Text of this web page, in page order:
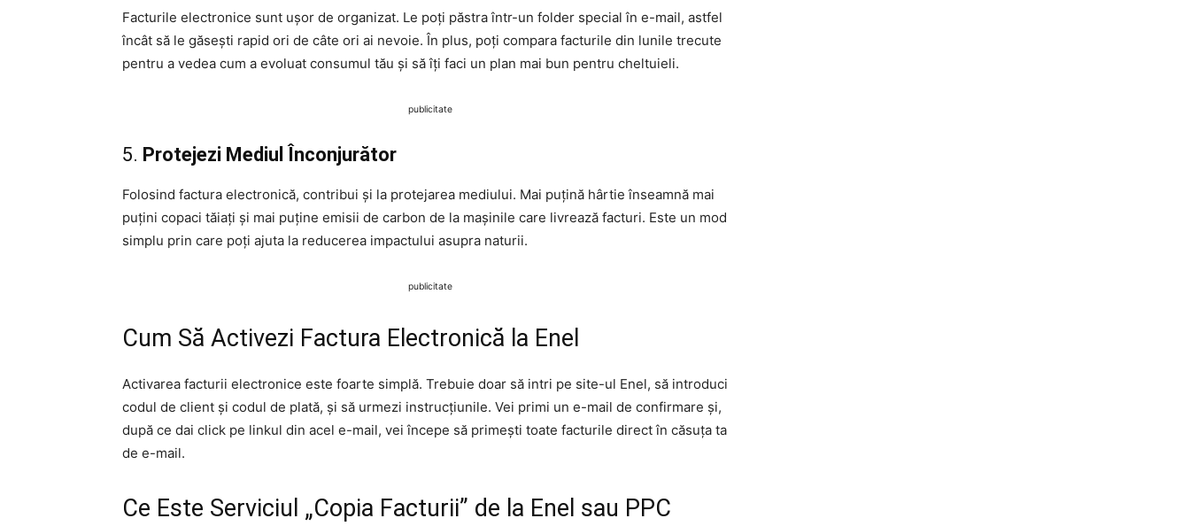
Facturile electronice sunt ușor de organizat. Le poți păstra într-un folder special în e-mail, astfel
încât să le găsești rapid ori de câte ori ai nevoie. În plus, poți compara facturile din lunile trecute
pentru a vedea cum a evoluat consumul tău și să îți faci un plan mai bun pentru cheltuieli.
publicitate
5. Protejezi Mediul Înconjurător
Folosind factura electronică, contribui și la protejarea mediului. Mai puțină hârtie înseamnă mai
puțini copaci tăiați și mai puține emisii de carbon de la mașinile care livrează facturi. Este un mod
simplu prin care poți ajuta la reducerea impactului asupra naturii.
publicitate
Cum Să Activezi Factura Electronică la Enel
Activarea facturii electronice este foarte simplă. Trebuie doar să intri pe site-ul Enel, să introduci
codul de client și codul de plată, și să urmezi instrucțiunile. Vei primi un e-mail de confirmare și,
după ce dai click pe linkul din acel e-mail, vei începe să primești toate facturile direct în căsuța ta
de e-mail.
Ce Este Serviciul „Copia Facturii” de la Enel sau PPC